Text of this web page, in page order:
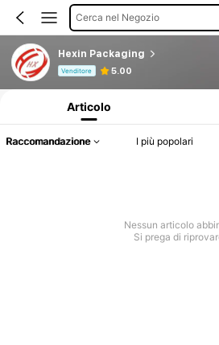
Cerca nel Negozio
Hexin Packaging
Venditore 5.00
Articolo
Raccomandazione I più popolari
Nessun articolo
Si prega di